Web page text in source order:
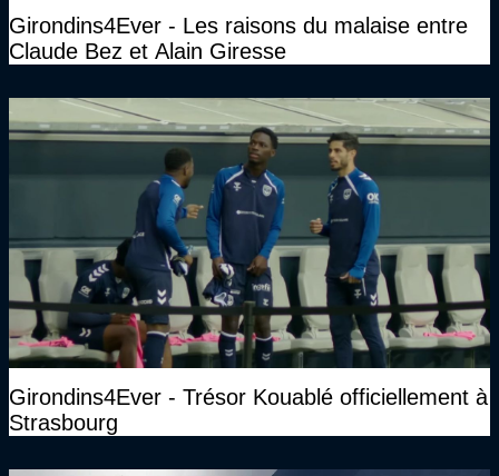
Girondins4Ever - Les raisons du malaise entre
Claude Bez et Alain Giresse
Girondins4Ever - Trésor Kouablé officiellement à
Strasbourg